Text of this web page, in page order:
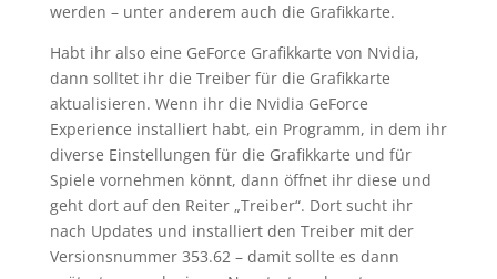
werden – unter anderem auch die Grafikkarte.
Habt ihr also eine GeForce Grafikkarte von Nvidia,
dann solltet ihr die Treiber für die Grafikkarte
aktualisieren. Wenn ihr die Nvidia GeForce
Experience installiert habt, ein Programm, in dem ihr
diverse Einstellungen für die Grafikkarte und für
Spiele vornehmen könnt, dann öffnet ihr diese und
geht dort auf den Reiter „Treiber“. Dort sucht ihr
nach Updates und installiert den Treiber mit der
Versionsnummer 353.62 – damit sollte es dann